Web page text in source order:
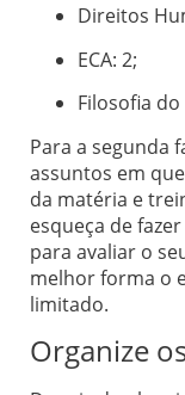
Direitos
ECA: 2;
Filosofia
Para a segunda
assuntos em
da matéria e
esqueça de
para avaliar o
melhor forma o
limitado.
Organize